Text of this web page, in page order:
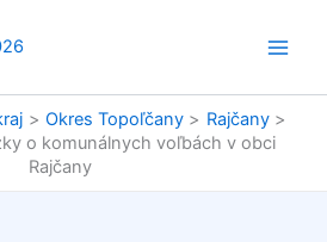
Okres Topoľčany
Rajčany
o komunálnych voľbách v obci
Rajčany